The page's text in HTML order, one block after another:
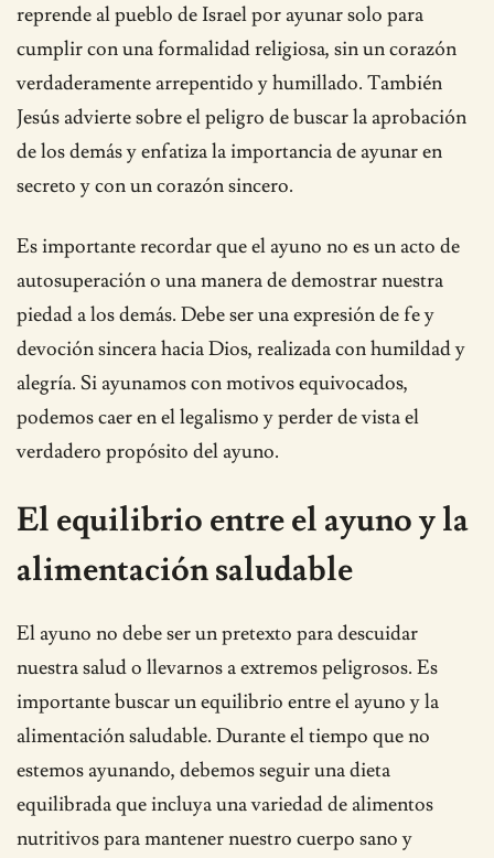
reprende al pueblo de Israel por ayunar solo para
cumplir con una formalidad religiosa, sin un corazón
verdaderamente arrepentido y humillado. También
Jesús advierte sobre el peligro de buscar la aprobación
de los demás y enfatiza la importancia de ayunar en
secreto y con un corazón sincero.
Es importante recordar que el ayuno no es un acto de
autosuperación o una manera de demostrar nuestra
piedad a los demás. Debe ser una expresión de fe y
devoción sincera hacia Dios, realizada con humildad y
alegría. Si ayunamos con motivos equivocados,
podemos caer en el legalismo y perder de vista el
verdadero propósito del ayuno.
El equilibrio entre el ayuno y la
alimentación saludable
El ayuno no debe ser un pretexto para descuidar
nuestra salud o llevarnos a extremos peligrosos. Es
importante buscar un equilibrio entre el ayuno y la
alimentación saludable. Durante el tiempo que no
estemos ayunando, debemos seguir una dieta
equilibrada que incluya una variedad de alimentos
nutritivos para mantener nuestro cuerpo sano y